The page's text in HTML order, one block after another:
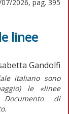
2026, pag. 395
linee
Gandolfi
italiano sono
le «linee
Documento di